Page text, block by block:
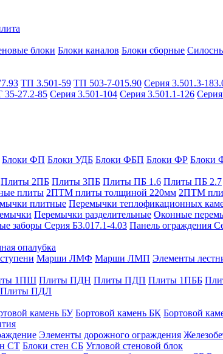
блоки Блоки каналов Блоки сборные
ТП 3.501-59 ТП 503-7-015.90 Серия 3.501.3-
27.2-85 Серия 3.501-104 Серия 3.501.1-126
Блоки ФП Блоки УДБ Блоки ФБП Блоки ФР Блоки
Плиты 2ПБ Плиты 3ПБ Плиты ПБ 1.6 Плиты ПБ 2.7
плиты 2ПТМ плиты толщиной 220мм 2ПТМ
плитные Перемычки теплофикационных
Перемычки разделительные Оконные
заборы Серия Б3.017.1-4.03 Панель ограждения
опалубка
Марши ЛМФ Марши ЛМП Элементы
1ПШ Плиты ПДН Плиты ПДП Плиты 1ПББ
Плиты ПДЛ
камень БУ Бортовой камень БК Бортовой
Элементы дорожного ограждения
СТ Блоки стен СБ Угловой стеновой блок